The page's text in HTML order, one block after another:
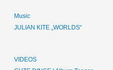
Music
JULIAN KITE „WORLDS“
VIDEOS